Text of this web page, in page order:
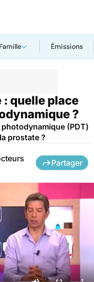
Famille Émissions
: quelle place
?
(PDT)
prostate ?
Partager